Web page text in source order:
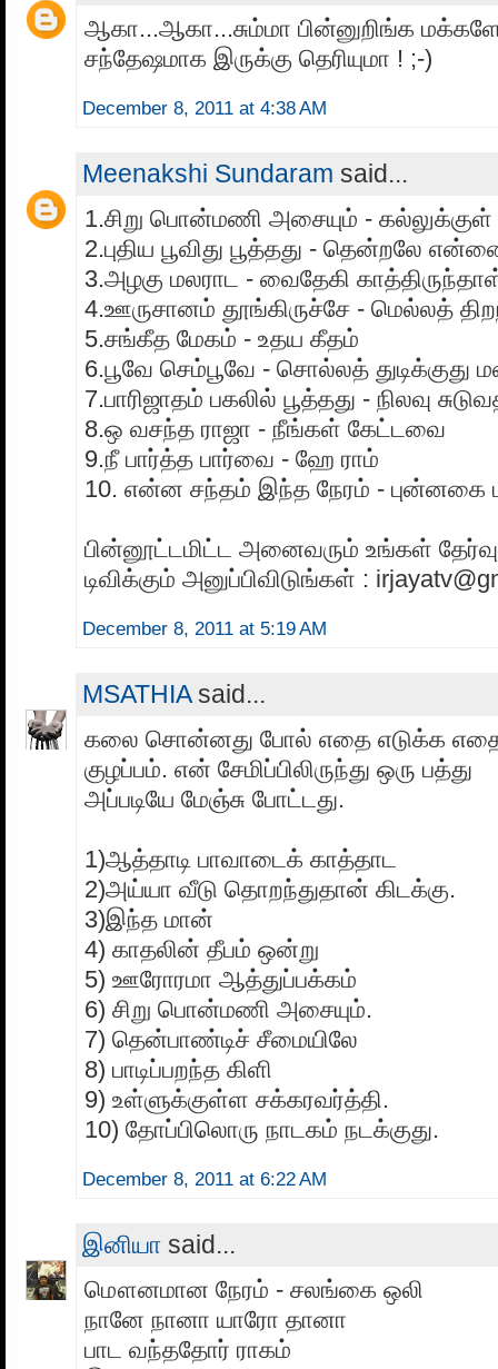
ஆகா...ஆகா...சும்மா பின்னுறிங்க மக்களே!
சந்தேஷமாக இருக்கு தெரியுமா ! ;-)
December 8, 2011 at 4:38 AM
Meenakshi Sundaram said...
1.சிறு பொன்மணி அசையும் - கல்லுக்குள்
2.புதிய பூவிது பூத்தது - தென்றலே
3.அழகு மலராட - வைதேகி
4.ஊருசானம் தூங்கிருச்சே - மெல்லத்
5.சங்கீத மேகம் - உதய கீதம்
6.பூவே செம்பூவே - சொல்லத் துடிக்குது
7.பாரிஜாதம் பகலில் பூத்தது - நிலவு
8.ஒ வசந்த ராஜா - நீங்கள் கேட்டவை
9.நீ பார்த்த பார்வை - ஹே ராம்
10. என்ன சந்தம் இந்த நேரம் -
பின்னூட்டமிட்ட அனைவரும் உங்கள்
டிவிக்கும் அனுப்பிவிடுங்கள் :
December 8, 2011 at 5:19 AM
MSATHIAsaid...
கலை சொன்னது போல் எதை எடுக்க எதை
குழப்பம். என் சேமிப்பிலிருந்து ஒரு பத்து
அப்படியே மேஞ்சு போட்டது.
1)ஆத்தாடி பாவாடைக் காத்தாட
2)அய்யா வீடு தொறந்துதான் கிடக்கு.
3)இந்த மான்
4) காதலின் தீபம் ஒன்று
5) ஊரோரமா ஆத்துப்பக்கம்
6) சிறு பொன்மணி அசையும்.
7) தென்பாண்டிச் சீமையிலே
8) பாடிப்பறந்த கிளி
9) உள்ளுக்குள்ள சக்கரவர்த்தி.
10) தோப்பிலொரு நாடகம் நடக்குது.
December 8, 2011 at 6:22 AM
இனியா said...
மௌனமான நேரம் - சலங்கை ஒலி
நானே நானா யாரோ தானா
பாட வந்ததோர் ராகம்